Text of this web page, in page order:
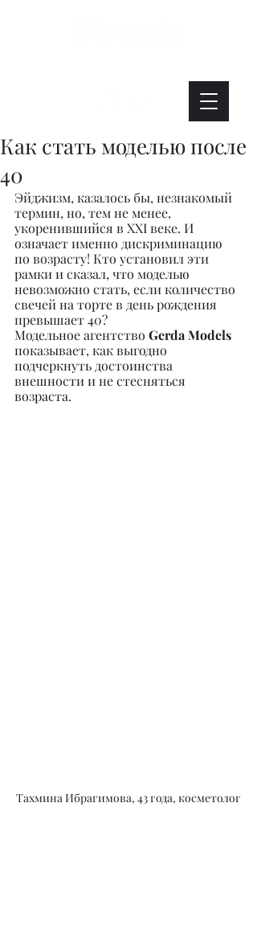
Как стать моделью после
40
Эйджизм, казалось бы, незнакомый
термин, но, тем не менее,
укоренившийся в XXI веке. И
означает именно дискриминацию
по возрасту! Кто установил эти
рамки и сказал, что моделью
невозможно стать, если количество
свечей на торте в день рождения
превышает 40?
Модельное агентство Gerda Models
показывает, как выгодно
подчеркнуть достоинства
внешности и не стесняться
возраста.
Тахмина Ибрагимова, 43 года, косметолог